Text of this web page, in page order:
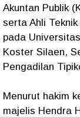
Akuntan Publik
serta Ahli
pada
Koster Silaen,
Pengadilan
Menurut hakim
majelis Hendra